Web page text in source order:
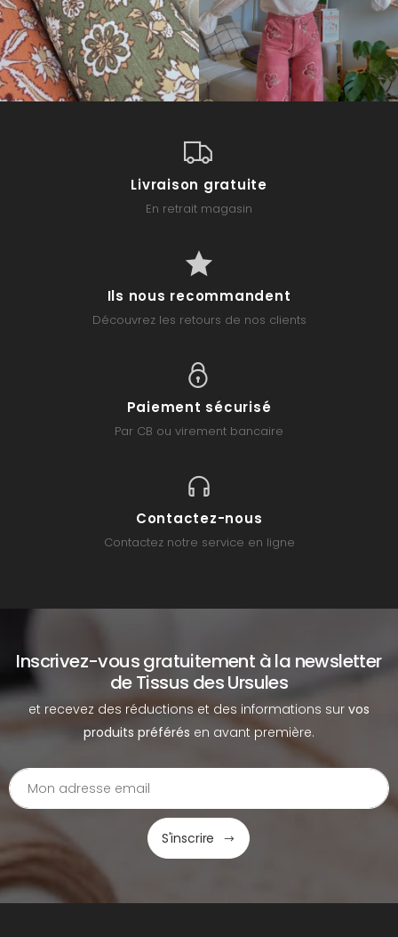
Livraison gratuite
En retrait magasin
Ils nous recommandent
Découvrez les retours de nos clients
Paiement sécurisé
Par CB ou virement bancaire
Contactez-nous
Contactez notre service en ligne
Inscrivez-vous gratuitement à la newsletter
de Tissus des Ursules
et recevez des réductions et des informations sur vos
produits préférés en avant première.
S'inscrire